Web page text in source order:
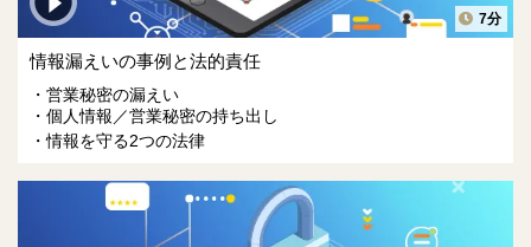
7分
情報漏えいの事例と法的責任
営業秘密の漏えい
個人情報／営業秘密の持ち出し
情報を守る2つの法律